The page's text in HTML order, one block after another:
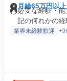
月給65万円以上
必要な経験・
記の何れかの経
業界未経験歓迎 +9